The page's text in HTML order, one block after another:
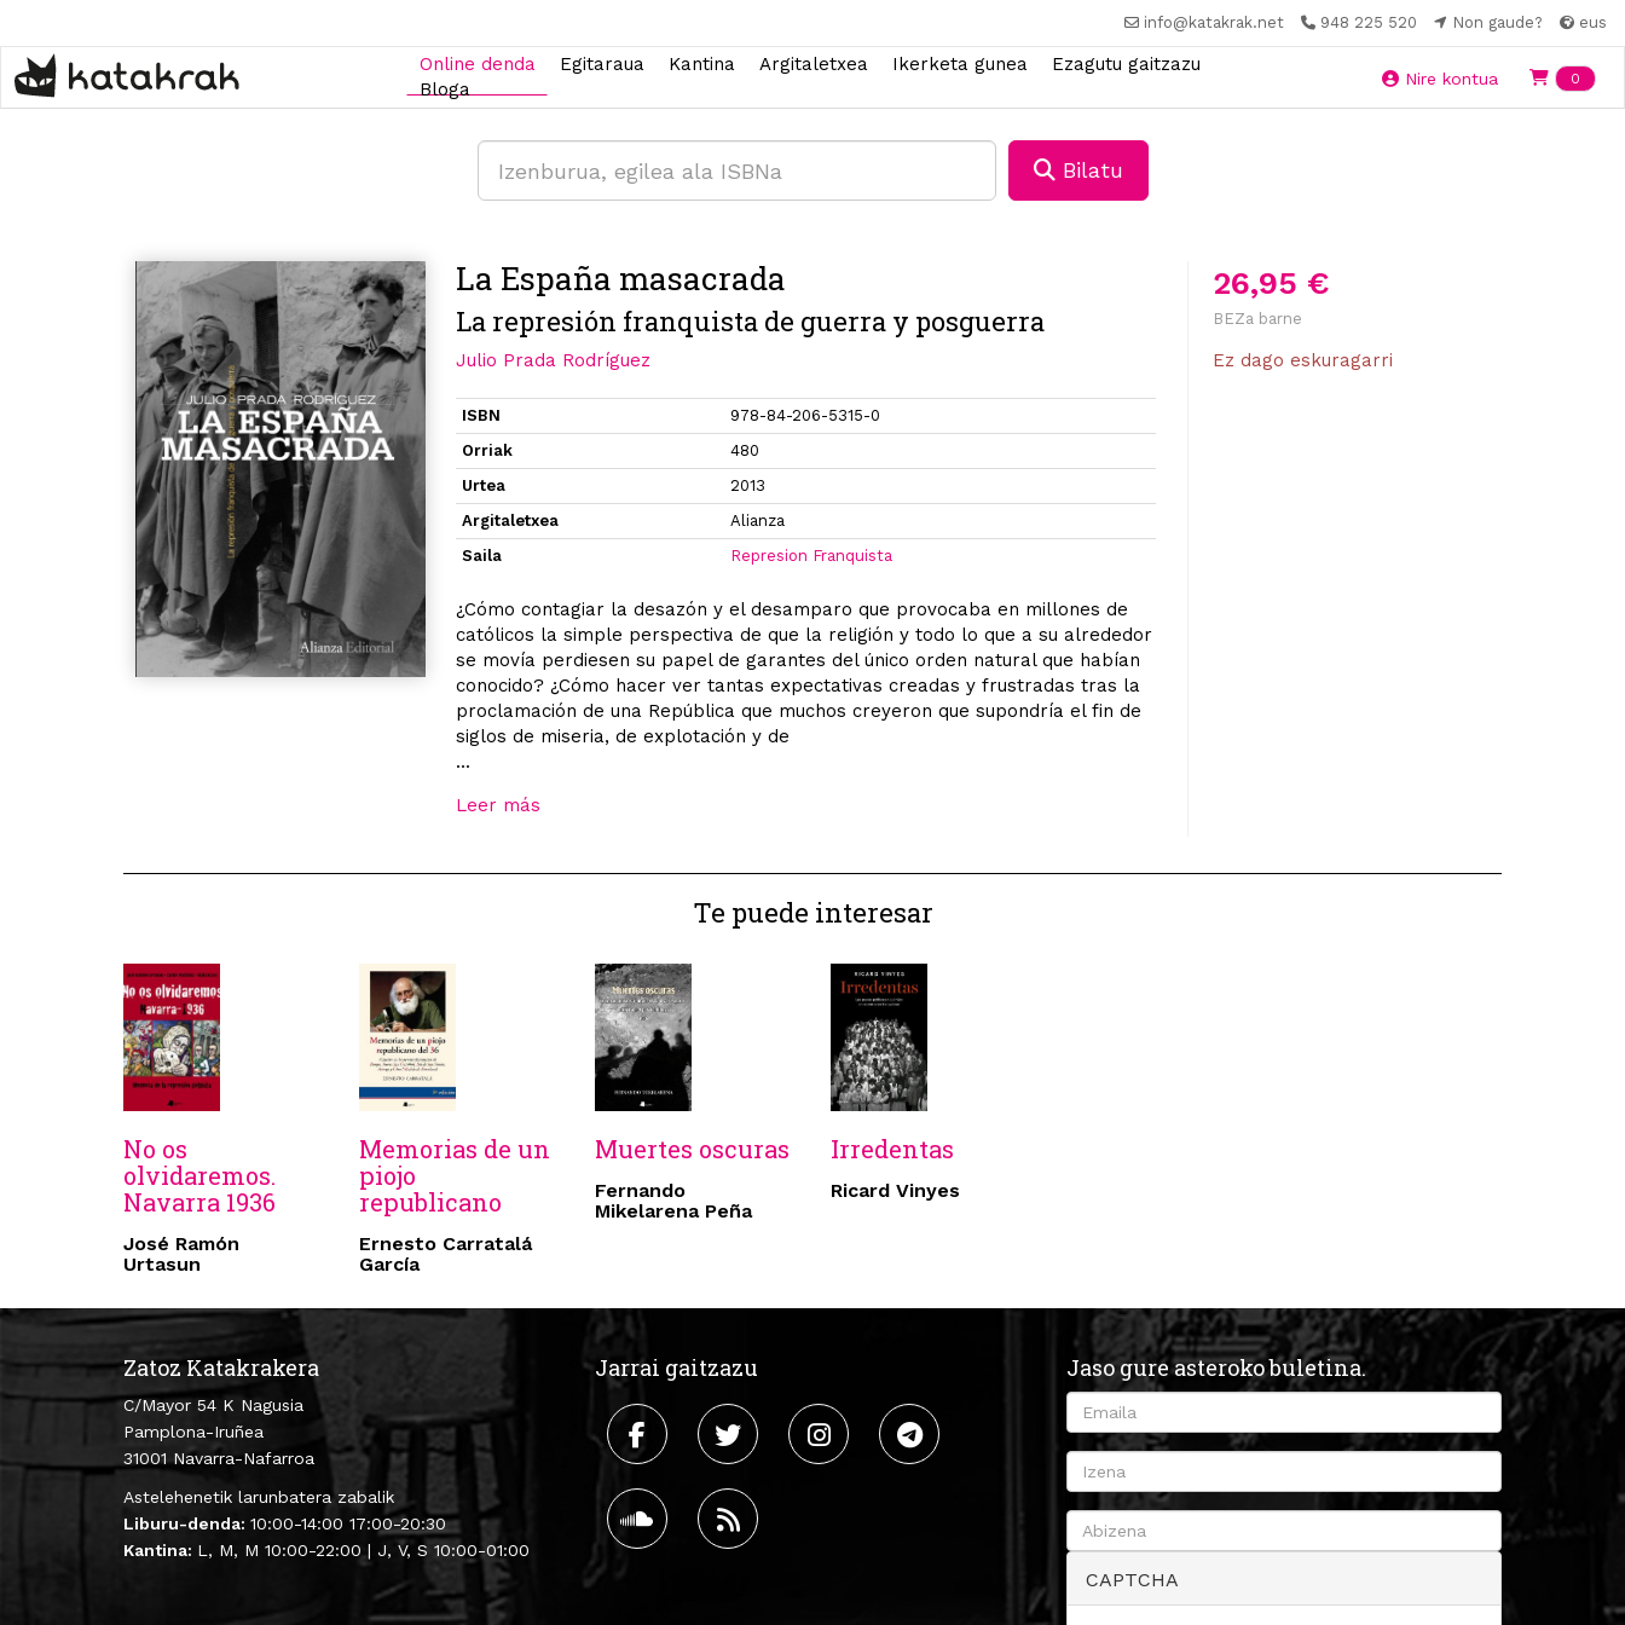
main
content
info@katakrak.net 948 225 520 Non gaude? eus
Online denda Egitaraua Kantina Argitaletxea Ikerketa gunea
Ezagutu gaitzazu
Bloga
Nire kontua 0
Bilatu
26,95 €
BEZa barne
Ez dago eskuragarri
La España masacrada
La represión franquista de guerra y posguerra
Julio Prada Rodríguez
ISBN
978-84-206-5315-0
Orriak
480
Urtea
2013
Argitaletxea
Alianza
Saila
Represion Franquista
¿Cómo contagiar la desazón y el desamparo que provocaba en millones de
católicos la simple perspectiva de que la religión y todo lo que a su alrededor
se movía perdiesen su papel de garantes del único orden natural que habían
conocido? ¿Cómo hacer ver tantas expectativas creadas y frustradas tras la
proclamación de una República que muchos creyeron que supondría el fin de
siglos de miseria, de explotación y de
...
Leer más
Te puede interesar
No os
olvidaremos.
Navarra 1936
José Ramón
Urtasun
Memorias de un
piojo
republicano
Ernesto Carratalá
García
Muertes oscuras
Fernando
Mikelarena Peña
Irredentas
Ricard Vinyes
Zatoz Katakrakera
C/Mayor 54 K Nagusia
Pamplona-Iruñea
31001 Navarra-Nafarroa
Astelehenetik larunbatera zabalik
Liburu-denda: 10:00-14:00 17:00-20:30
Kantina: L, M, M 10:00-22:00 | J, V, S 10:00-01:00
Jarrai gaitzazu Jaso gure asteroko buletina.
CAPTCHA